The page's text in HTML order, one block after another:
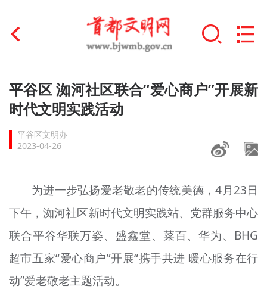
首页
文明创建
文明实践
未成年人思想道德建设
榜样人物
+
身边好人
文明评论
平谷区 洳河社区联合“爱心商户”开展新
时代文明实践活动
平谷区文明办
2023-04-26
为进一步弘扬爱老敬老的传统美德，4月23日
下午，洳河社区新时代文明实践站、党群服务中心
联合平谷华联万姿、盛鑫堂、菜百、华为、BHG
超市五家“爱心商户”开展“携手共进 暖心服务在行
动”爱老敬老主题活动。